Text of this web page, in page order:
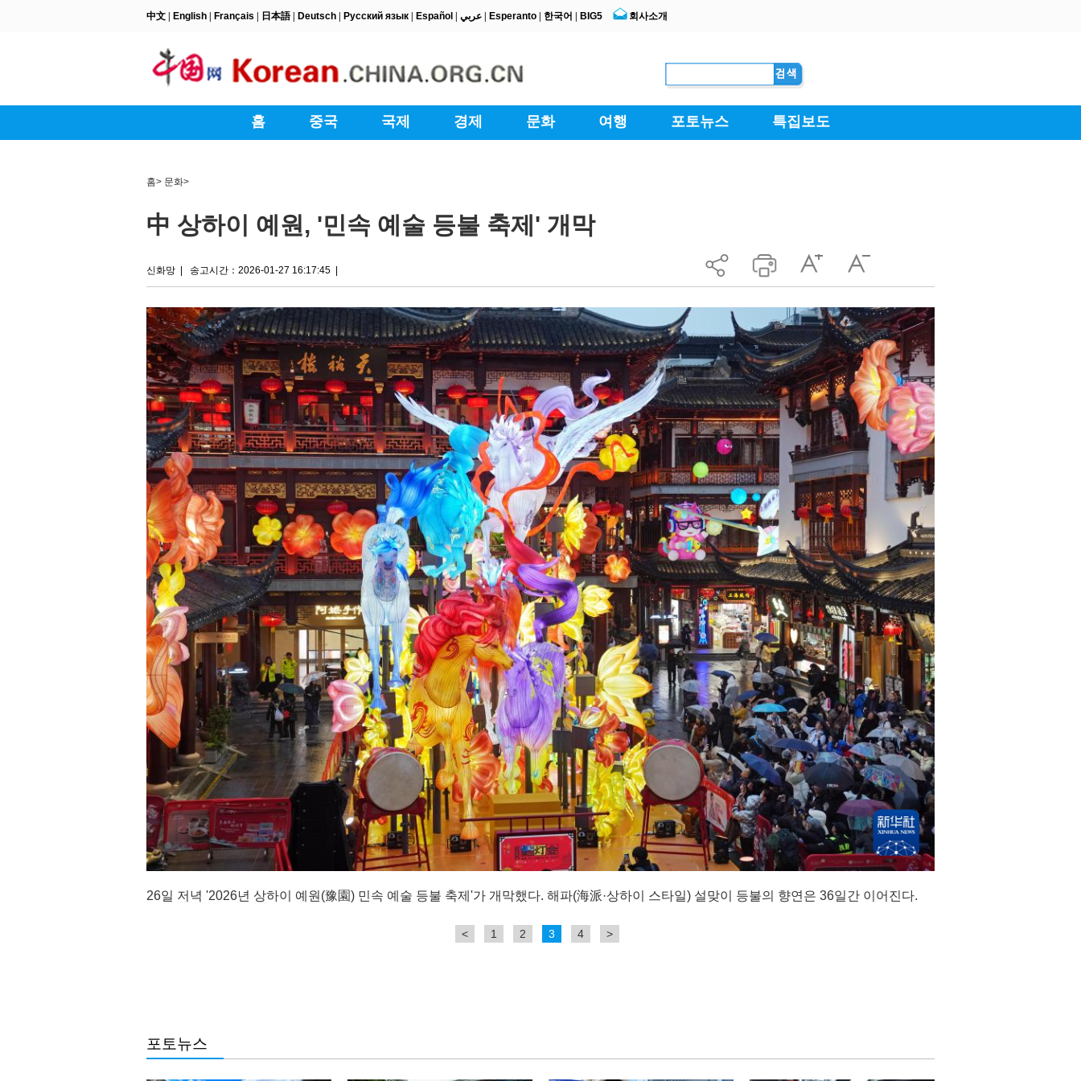
홈> 문화>
中 상하이 예원, '민속 예술 등불 축제' 개막
신화망 송고시간：2026-01-27 16:17:45
26일 저녁 '2026년 상하이 예원(豫園) 민속 예술 등불 축제'가 개막했다. 해파(海派·상하이 스타일) 설맞이 등불의 향연은 36일간 이어진다.
< 1 2 3 4 >